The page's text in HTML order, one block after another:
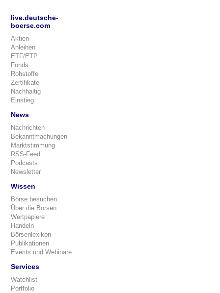
live.deutsche-
boerse.com
Aktien
Anleihen
ETF/ETP
Fonds
Rohstoffe
Zertifikate
Nachhaltig
Einstieg
News
Nachrichten
Bekanntmachungen
Marktstimmung
RSS-Feed
Podcasts
Newsletter
Wissen
Börse besuchen
Über die Börsen
Wertpapiere
Handeln
Börsenlexikon
Publikationen
Events und Webinare
Services
Watchlist
Portfolio